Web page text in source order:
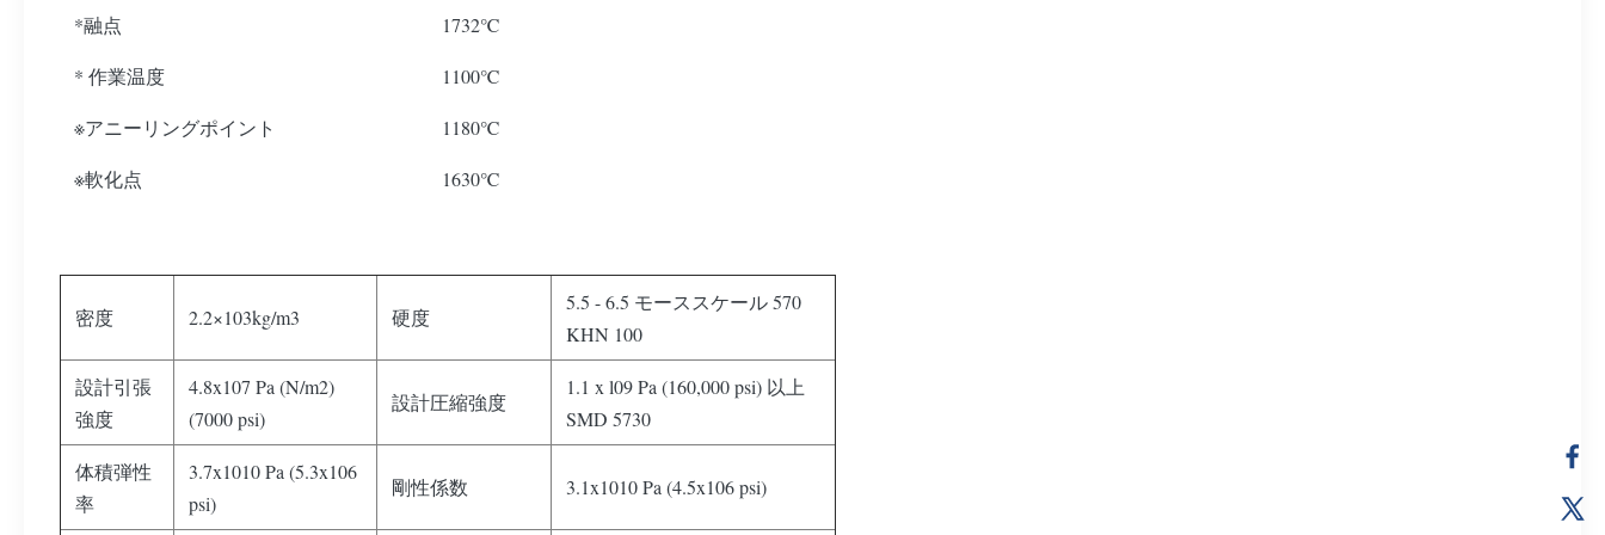
*融点 1732℃
* 作業温度 1100℃
※アニーリングポイント 1180℃
※軟化点 1630℃
密度 2.2×103kg/m3 硬度
5.5 - 6.5 モーススケール 570
KHN 100
設計引張
強度
4.8x107 Pa (N/m2)
(7000 psi)
設計圧縮強度
1.1 x l09 Pa (160,000 psi) 以上
SMD 5730
体積弾性
率
3.7x1010 Pa (5.3x106
psi)
剛性係数 3.1x1010 Pa (4.5x106 psi)